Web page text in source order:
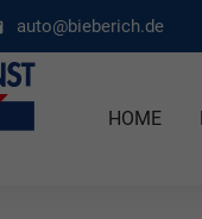
auto@bieberich.de
HOME